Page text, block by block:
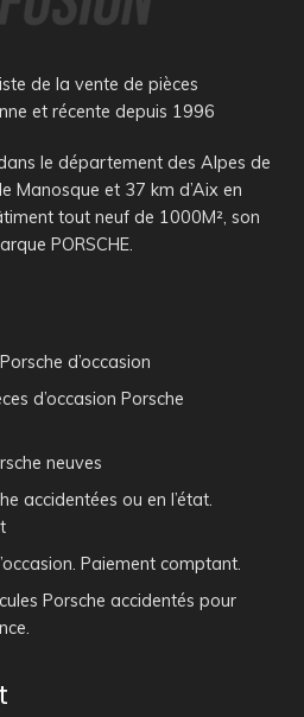
de la vente de pièces
et récente depuis 1996
le département des Alpes de
Manosque et 37 km d’Aix en
tout neuf de 1000M², son
PORSCHE.
d’occasion
d’occasion Porsche
neuves
accidentées ou en l’état.
Paiement comptant.
Porsche accidentés pour